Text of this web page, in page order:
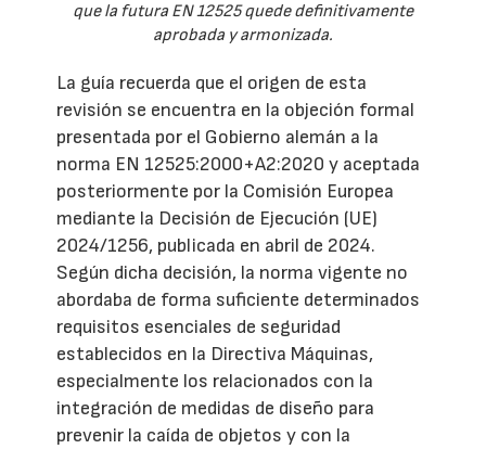
que la futura EN 12525 quede definitivamente
aprobada y armonizada.
La guía recuerda que el origen de esta
revisión se encuentra en la objeción formal
presentada por el Gobierno alemán a la
norma EN 12525:2000+A2:2020 y aceptada
posteriormente por la Comisión Europea
mediante la Decisión de Ejecución (UE)
2024/1256, publicada en abril de 2024.
Según dicha decisión, la norma vigente no
abordaba de forma suficiente determinados
requisitos esenciales de seguridad
establecidos en la Directiva Máquinas,
especialmente los relacionados con la
integración de medidas de diseño para
prevenir la caída de objetos y con la